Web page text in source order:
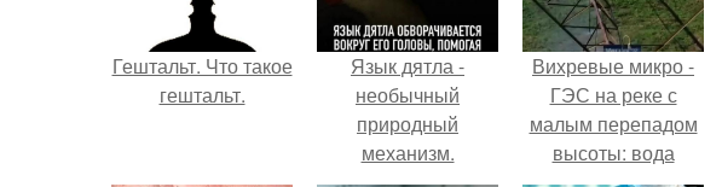
Гештальт. Что такое
гештальт.
Язык дятла -
необычный
природный
механизм.
Вихревые микро -
ГЭС на реке с
малым перепадом
высоты: вода